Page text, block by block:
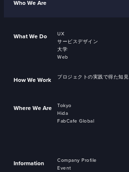
Who We Are
What We Do UX
サービスデザイン
大学
Web
How We Work プロジェクトの実践で得た知見
Where We Are Tokyo
Hida
FabCafe Global
Information Company Profile
Event